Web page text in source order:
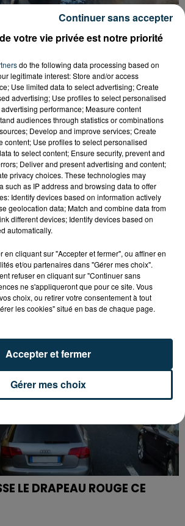
: LE PRÉFÊT PREND UN
ACTIVITÉS DE...
FACE À SOCHAUX, UNE
POUR NOS VERTS ?
LE DRAPEAU ROUGE CE
votre vie privée est notre priorité
do the following data processing based on
legitimate interest: Store and/or access
Use limited data to select advertising; Create
advertising; Use profiles to select personalised
performance; Measure content
audiences through statistics or combinations
Develop and improve services; Create
content; Use profiles to select personalised
to select content; Ensure security, prevent and
Deliver and present advertising and content;
privacy choices. These technologies may
such as IP address and browsing data to offer
Identify devices based on information actively
geolocation data; Match and combine data from
different devices; Identify devices based on
automatically.
en cliquant sur "Accepter et fermer", ou affiner en
et/ou partenaires dans "Gérer mes choix".
refuser en cliquant sur "Continuer sans
ne s'appliqueront que pour ce site. Vous
choix, ou retirer votre consentement à tout
les cookies" situé en bas de chaque page.
Gérer mes choix
Accepter et fermer
Continuer sans accepter